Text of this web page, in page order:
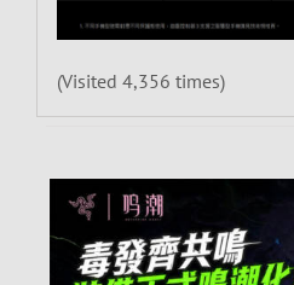
(Visited 4,356 times)